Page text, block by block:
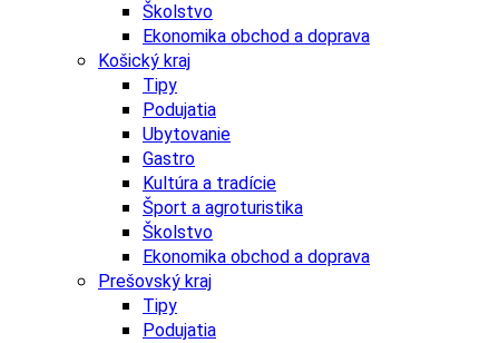
Školstvo
Ekonomika obchod a doprava
Košický kraj
Tipy
Podujatia
Ubytovanie
Gastro
Kultúra a tradície
Šport a agroturistika
Školstvo
Ekonomika obchod a doprava
Prešovský kraj
Tipy
Podujatia